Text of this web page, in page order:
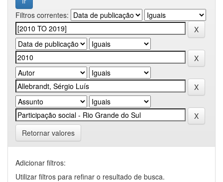
Filtros correntes:
Retornar valores
Adicionar filtros:
Utilizar filtros para refinar o resultado de busca.